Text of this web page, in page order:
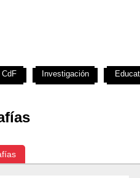
CdF Investigación